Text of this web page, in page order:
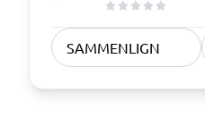
SAMMENLIGN